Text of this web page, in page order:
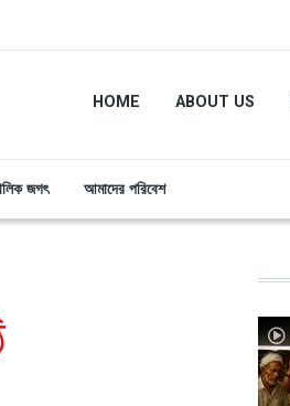
HOME ABOUT US
জগৎ আমাদের পরিবেশ